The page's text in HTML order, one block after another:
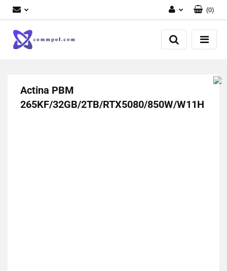
Zaloguj się
Zarejestruj się
(0)
Actina PBM
265KF/32GB/2TB/RTX5080/850W/W11H